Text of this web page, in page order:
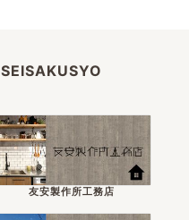
友安製作所工務店